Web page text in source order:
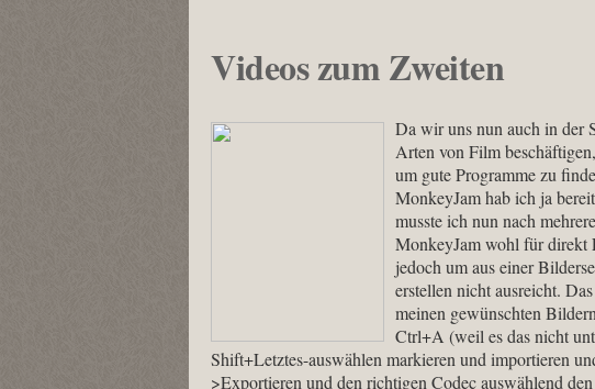
Videos zum Zweiten
Da wir uns nun auch in der
Arten von Film
um gute Programme zu
MonkeyJam hab ich ja
musste ich nun nach
MonkeyJam wohl für direkt
jedoch um aus einer
erstellen nicht ausreicht.
meinen gewünschten
Ctrl+A (weil es das nicht
Shift+Letztes-auswählen markieren und importieren
>Exportieren und den richtigen Codec auswählend